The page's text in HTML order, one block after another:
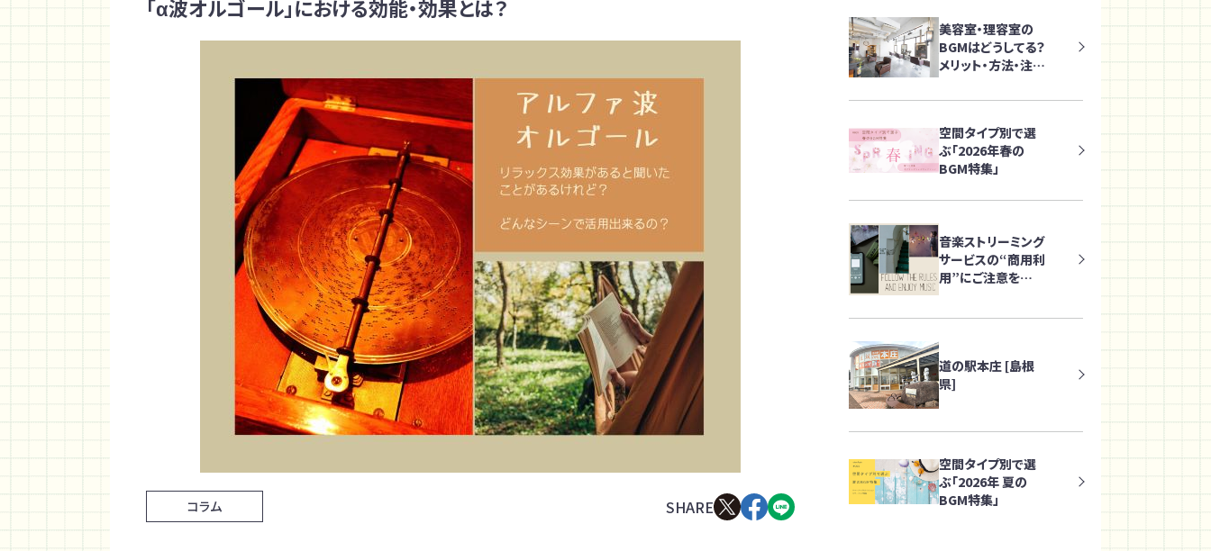
「α波オルゴール」における効能・効果とは？
コラム
美容室・理容室の
BGMはどうしてる？
メリット・方法・注意
空間タイプ別で選
ぶ「2026年春の
BGM特集」
音楽ストリーミング
サービスの“商用利
用”にご注意を
道の駅本庄 [島根
県]
空間タイプ別で選
ぶ「2026年 夏の
BGM特集」